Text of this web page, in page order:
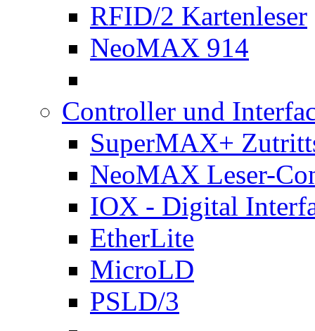
RFID/2 Kartenleser
NeoMAX 914
Controller und
SuperMAX+
NeoMAX Leser-
IOX - Digital
EtherLite
MicroLD
PSLD/3